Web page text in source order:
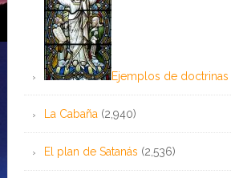
Ejemplos de doctrinas
La Cabaña (2,940)
El plan de Satanás (2,536)